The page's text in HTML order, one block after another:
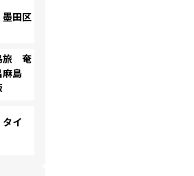
田区
旅 奄
島
タイ